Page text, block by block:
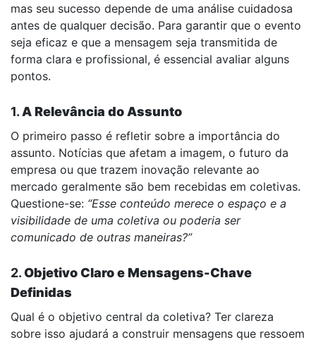
mas seu sucesso depende de uma análise cuidadosa
antes de qualquer decisão. Para garantir que o evento
seja eficaz e que a mensagem seja transmitida de
forma clara e profissional, é essencial avaliar alguns
pontos.
1.A Relevância do Assunto
O primeiro passo é refletir sobre a importância do
assunto. Notícias que afetam a imagem, o futuro da
empresa ou que trazem inovação relevante ao
mercado geralmente são bem recebidas em coletivas.
Questione-se: “Esse conteúdo merece o espaço e a
visibilidade de uma coletiva ou poderia ser
comunicado de outras maneiras?”
2.Objetivo Claro e Mensagens-Chave
Definidas
Qual é o objetivo central da coletiva? Ter clareza
sobre isso ajudará a construir mensagens que ressoem